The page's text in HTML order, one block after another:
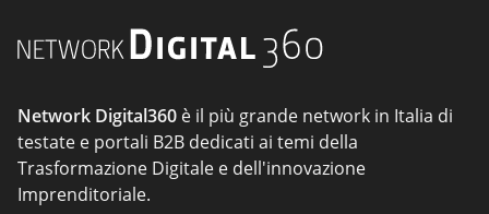
Network Digital360 è il più grande network in Italia di
testate e portali B2B dedicati ai temi della
Trasformazione Digitale e dell'innovazione
Imprenditoriale.